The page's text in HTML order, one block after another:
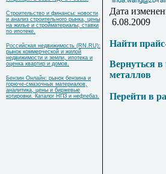
Строительство и финансы: новости
и анализ строительного рынка, цены
на жилье и стройматериалы, ставки
по ипотеке.
Российская недвижимость (RN.RU):
рынок коммерческой и жилой
недвижимости и земли, ипотека и
оценка квартир и домов.
Бензин Онлайн: рынок бензина и
горюче-смазочных материалов,
аналитика, цены и биржевые
котировки. Каталог НПЗ и нефтебаз.
Дата
6.08.2009
Найти
Вернуться
металлов
Перейти в